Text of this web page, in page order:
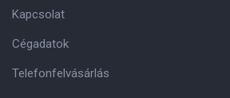
Kapcsolat
Cégadatok
Telefonfelvásárlás